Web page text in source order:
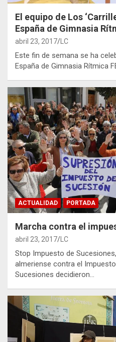
El equipo de Los
España de Gimnasia
abril 23, 2017 LC
Este fin de semana se ha
España de Gimnasia Rítmica
ACTUALIDAD PORTADA
Marcha contra el
abril 23, 2017 LC
Stop Impuesto de
almeriense contra el
Sucesiones decidieron…